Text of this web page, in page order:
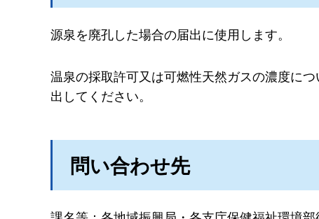
源泉を廃孔した場合の届出に使用します。
温泉の採取許可又は可燃性天然ガスの濃度に
出してください。
問い合わせ先